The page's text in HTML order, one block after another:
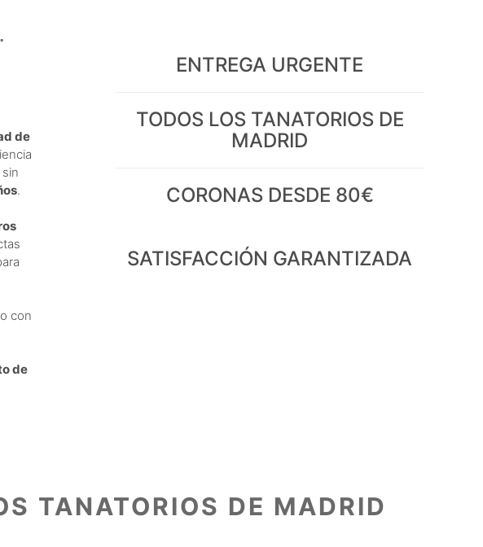
de
sin
.
con
de
ENTREGA URGENTE
TODOS LOS TANATORIOS DE
MADRID
CORONAS DESDE 80€
SATISFACCIÓN GARANTIZADA
TANATORIOS DE MADRID